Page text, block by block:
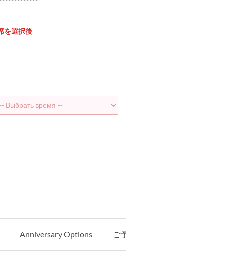
を選択後
Anniversary Options ご予約（テイクアウト）